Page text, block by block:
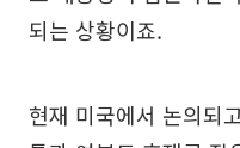
되는 상황이죠.
현재 미국에서 논의되